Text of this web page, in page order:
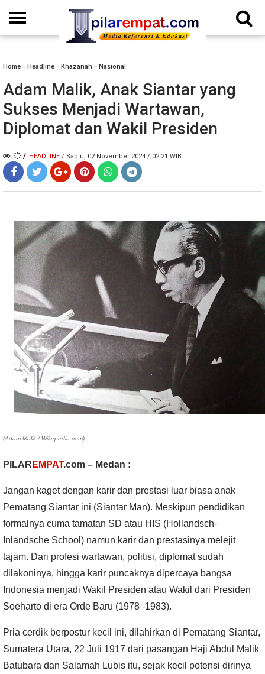
Home » Headline » Khazanah » Nasional
Adam Malik, Anak Siantar yang
Sukses Menjadi Wartawan,
Diplomat dan Wakil Presiden
/ HEADLINE / Sabtu, 02 November 2024 / 02.21 WIB
(Adam Malik / Wikepedia.com)
PILAR EMPAT.com – Medan :
Jangan kaget dengan karir dan prestasi luar biasa anak
Pematang Siantar ini (Siantar Man). Meskipun pendidikan
formalnya cuma tamatan SD atau HIS (Hollandsch-
Inlandsche School ) namun karir dan prestasinya melejit
tajam. Dari profesi wartawan, politisi, diplomat sudah
dilakoninya, hingga karir puncaknya dipercaya bangsa
Indonesia menjadi Wakil Presiden atau Wakil dari Presiden
Soeharto di era Orde Baru (1978 -1983).
Pria cerdik berpostur kecil ini, dilahirkan di Pematang Siantar,
Sumatera Utara, 22 Juli 1917 dari pasangan Haji Abdul Malik
Batubara dan Salamah Lubis itu, sejak kecil potensi dirinya